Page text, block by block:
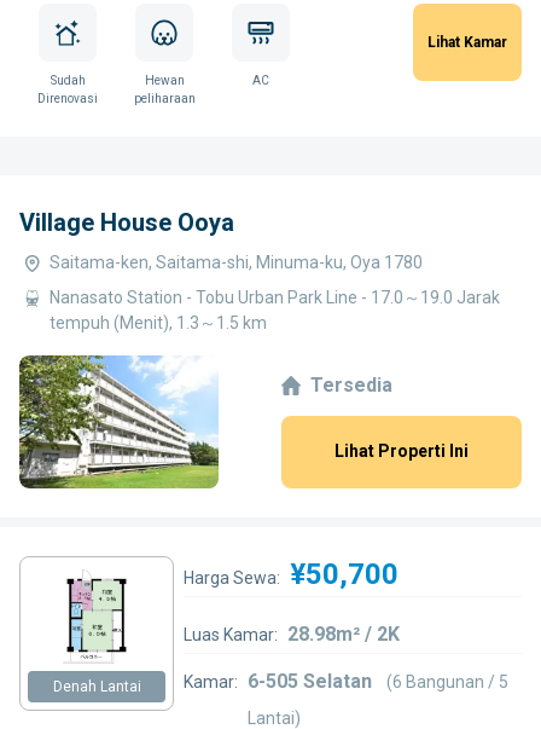
Sudah
Direnovasi
Hewan
peliharaan
AC
Lihat Kamar
Village House Ooya
Saitama-ken, Saitama-shi, Minuma-ku, Oya 1780
Nanasato Station - Tobu Urban Park Line - 17.0～19.0 Jarak
tempuh (Menit), 1.3～1.5 km
Tersedia
Lihat Properti Ini
Denah Lantai
Harga Sewa: ¥50,700
Luas Kamar: 28.98m² / 2K
Kamar: 6-505 Selatan
(6 Bangunan / 5
Lantai)